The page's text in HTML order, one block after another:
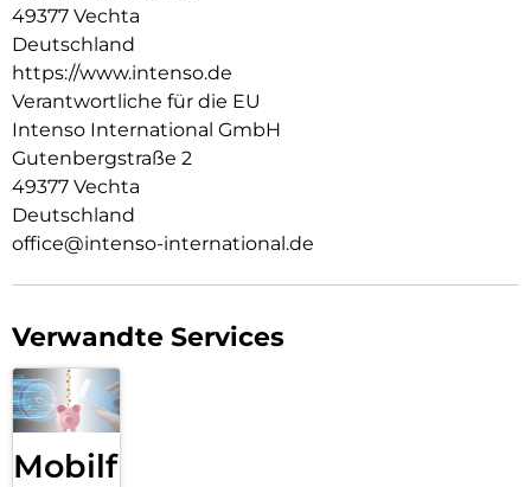
49377 Vechta
Deutschland
https://www.intenso.de
Verantwortliche für die EU
Intenso International GmbH
Gutenbergstraße 2
49377 Vechta
Deutschland
office@intenso-international.de
Verwandte Services
Mobilfunk